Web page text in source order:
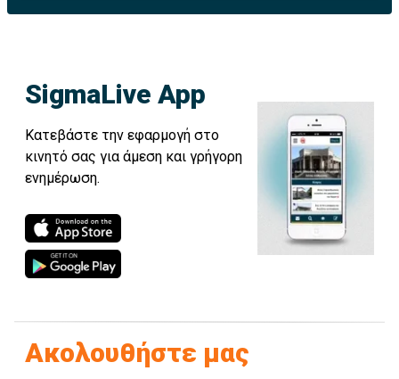
SigmaLive App
Κατεβάστε την εφαρμογή στο
κινητό σας για άμεση και γρήγορη
ενημέρωση.
Ακολουθήστε μας